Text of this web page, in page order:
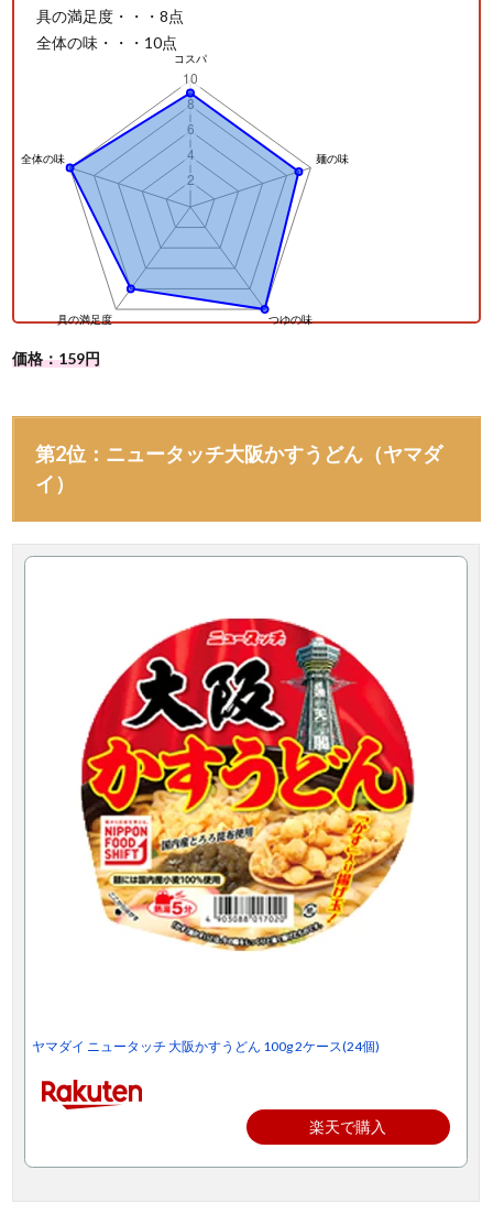
具の満足度・・・8点
全体の味・・・10点
価格：159円
第2位：ニュータッチ大阪かすうどん（ヤマダ
イ）
ヤマダイ ニュータッチ 大阪かすうどん 100g 2ケース(24個)
楽天で購入